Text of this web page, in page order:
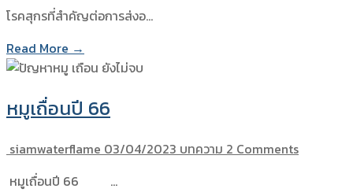
โรคสุกรที่สำคัญต่อการส่งอ…
Read More →
หมูเถื่อนปี 66
siamwaterflame 03/04/2023 บทความ 2 Comments
หมูเถื่อนปี 66 …